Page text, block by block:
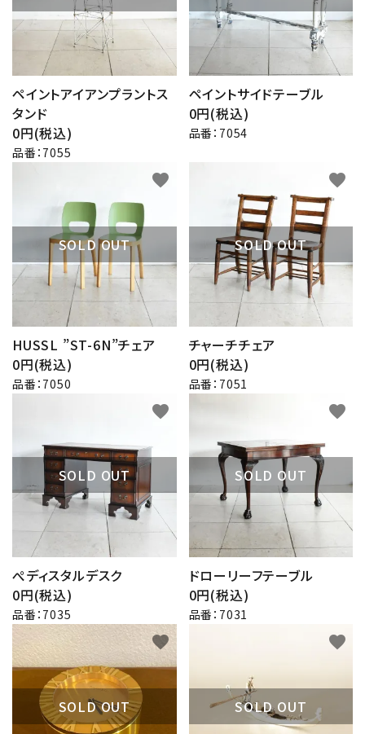
ペイントアイアンプラントス
タンド
0円(税込)
品番：7055
ペイントサイドテーブル
0円(税込)
品番：7054
SOLD OUT
HUSSL ”ST-6N”チェア
0円(税込)
品番：7050
favorite
SOLD OUT
チャーチチェア
0円(税込)
品番：7051
favorite
SOLD OUT
ぺディスタルデスク
0円(税込)
品番：7035
favorite
SOLD OUT
ドローリーフテーブル
0円(税込)
品番：7031
favorite
SOLD OUT
favorite
SOLD OUT
favorite